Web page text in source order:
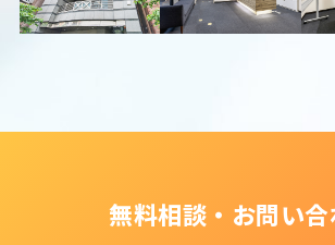
無料相談・お問い合